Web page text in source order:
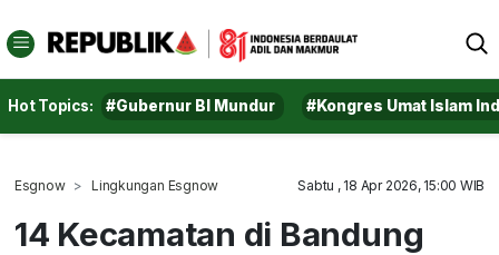
Hot Topics: #Gubernur BI Mundur #Kongres Umat Islam
Esgnow Lingkungan Esgnow Sabtu , 18 Apr 2026, 15:00 WIB
14 Kecamatan di Bandung